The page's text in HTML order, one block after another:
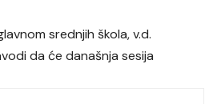
srednjih škola, v.d.
da će današnja sesija